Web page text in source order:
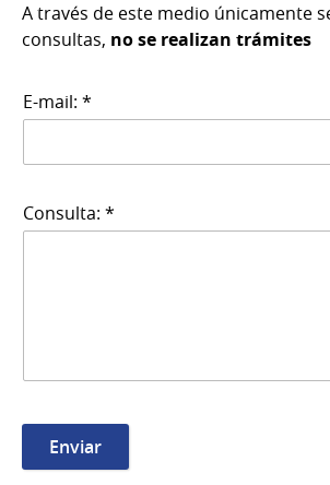
A través de este medio únicamente
consultas, no se realizan trámites
E-mail: *
Consulta: *